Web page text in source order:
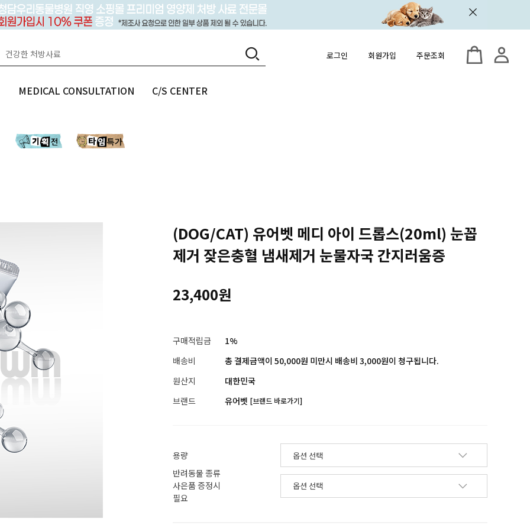
로그인 회원가입 주문조회
MEDICAL CONSULTATION C/S CENTER
(DOG/CAT) 유어벳 메디 아이 드롭스(20ml) 눈꼽
제거 잦은충혈 냄새제거 눈물자국 간지러움증
23,400원
구매적립금
1%
배송비
총 결제금액이 50,000원 미만시 배송비 3,000원이 청구됩니다.
원산지
대한민국
브랜드
유어벳 [브랜드 바로가기]
용량
반려동물 종류
사은품 증정시
필요